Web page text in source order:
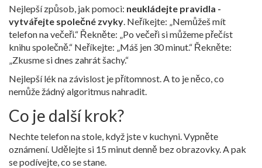
Nejlepší způsob, jak pomoci: neukládejte pravidla -
vytvářejte společné zvyky . Neříkejte: „Nemůžeš mít
telefon na večeři.“ Řekněte: „Po večeři si můžeme přečíst
knihu společně.“ Neříkejte: „Máš jen 30 minut.“ Řekněte:
„Zkusme si dnes zahrát šachy.“
Nejlepší lék na závislost je přítomnost. A to je něco, co
nemůže žádný algoritmus nahradit.
Co je další krok?
Nechte telefon na stole, když jste v kuchyni. Vypněte
oznámení. Udělejte si 15 minut denně bez obrazovky. A pak
se podívejte, co se stane.